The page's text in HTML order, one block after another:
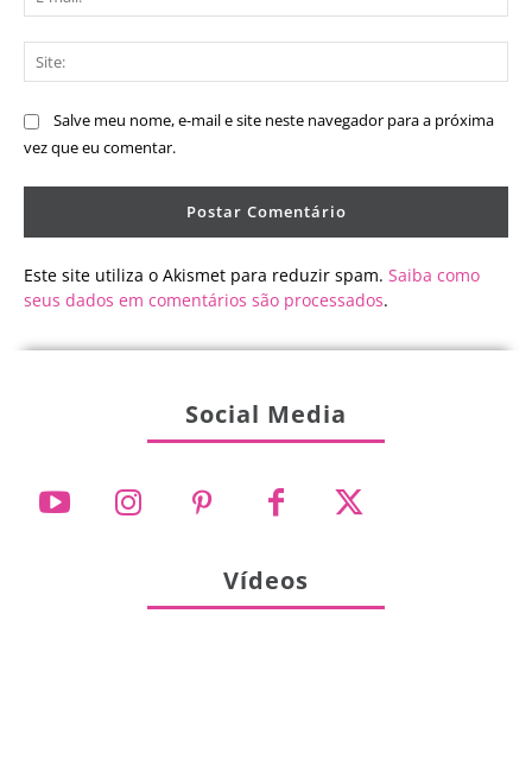
Salve meu nome, e-mail e site neste navegador para a próxima
vez que eu comentar.
Este site utiliza o Akismet para reduzir spam. Saiba como
seus dados em comentários são processados.
Social Media
Vídeos